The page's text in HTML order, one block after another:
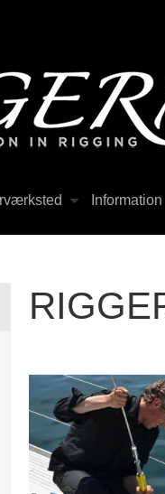
Information